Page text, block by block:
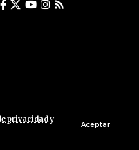
privacidady
Aceptar
Fe - Argentina | All rights